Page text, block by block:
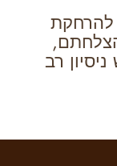
להרחקת
רב